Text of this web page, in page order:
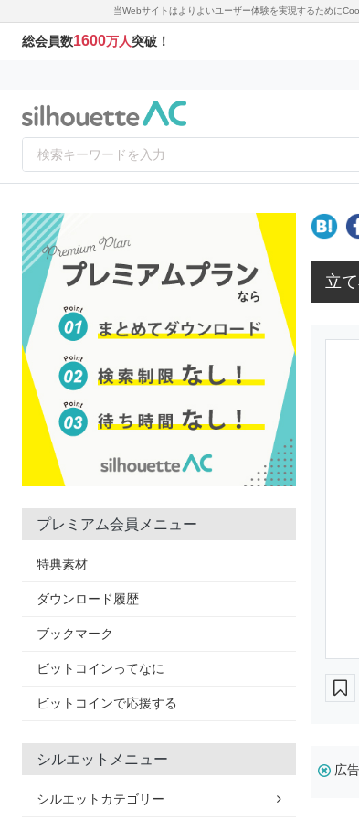
当Webサイトはよりよいユーザー体験を実現するために
総会員数1600万人突破！
プレミアム会員メニュー
特典素材
ダウンロード履歴
ブックマーク
ビットコインってなに
ビットコインで応援する
シルエットメニュー
シルエットカテゴリー
立
広